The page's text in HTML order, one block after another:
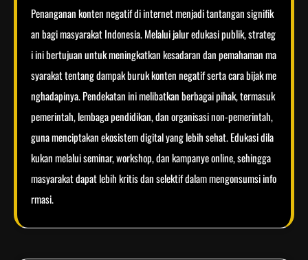
Penanganan konten negatif di internet menjadi tantangan signifik
an bagi masyarakat Indonesia. Melalui jalur edukasi publik, strateg
i ini bertujuan untuk meningkatkan kesadaran dan pemahaman ma
syarakat tentang dampak buruk konten negatif serta cara bijak me
nghadapinya. Pendekatan ini melibatkan berbagai pihak, termasuk
pemerintah, lembaga pendidikan, dan organisasi non-pemerintah,
guna menciptakan ekosistem digital yang lebih sehat. Edukasi dila
kukan melalui seminar, workshop, dan kampanye online, sehingga
masyarakat dapat lebih kritis dan selektif dalam mengonsumsi info
rmasi.